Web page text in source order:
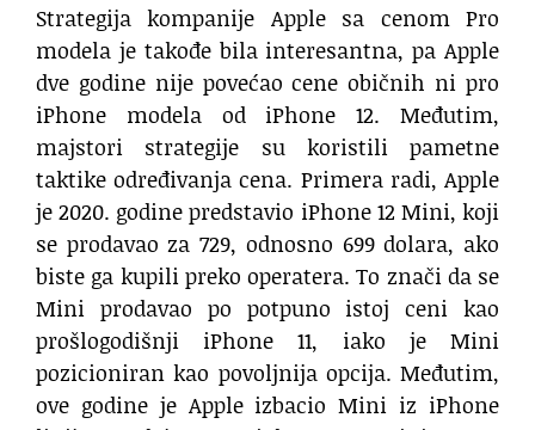
Strategija kompanije Apple sa cenom Pro
modela je takođe bila interesantna, pa Apple
dve godine nije povećao cene običnih ni pro
iPhone modela od iPhone 12. Međutim,
majstori strategije su koristili pametne
taktike određivanja cena. Primera radi, Apple
je 2020. godine predstavio iPhone 12 Mini, koji
se prodavao za 729, odnosno 699 dolara, ako
biste ga kupili preko operatera. To znači da se
Mini prodavao po potpuno istoj ceni kao
prošlogodišnji iPhone 11, iako je Mini
pozicioniran kao povoljnija opcija. Međutim,
ove godine je Apple izbacio Mini iz iPhone